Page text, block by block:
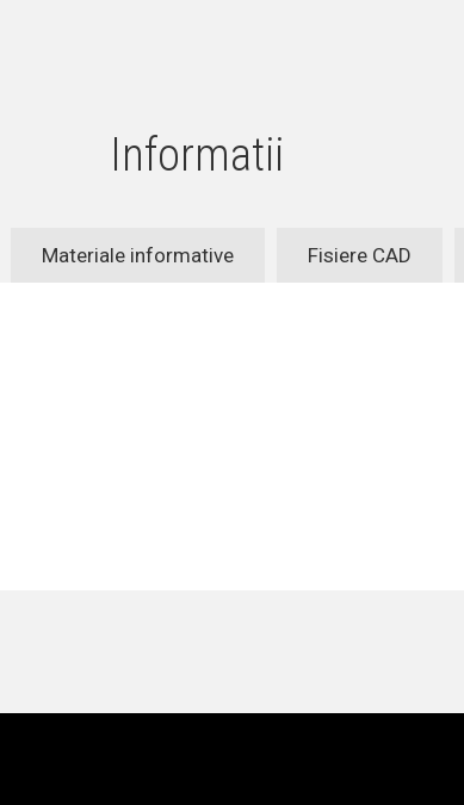
Informatii
Materiale informative Fisiere CAD